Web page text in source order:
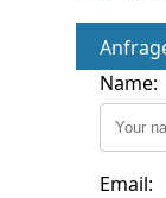
Name:
Email: